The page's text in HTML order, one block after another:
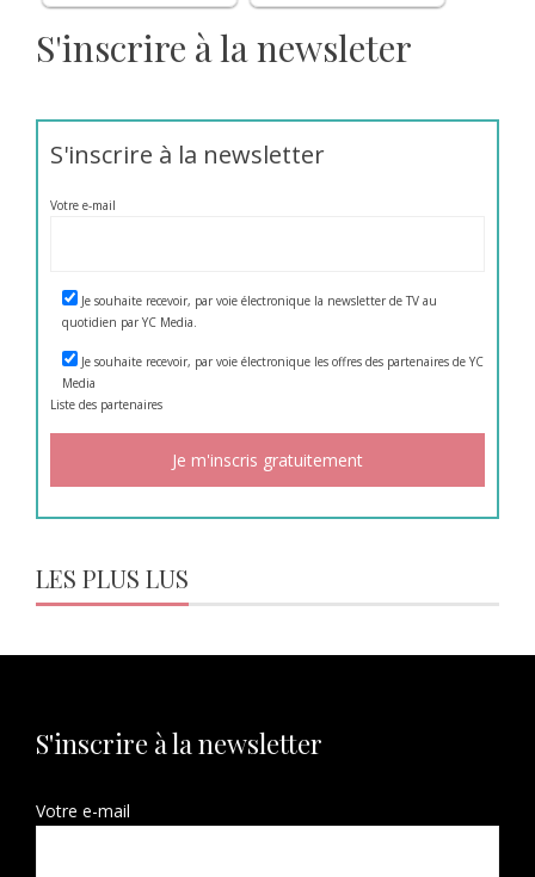
S'inscrire à la newsleter
S'inscrire à la newsletter
Votre e-mail
Je souhaite recevoir, par voie électronique la newsletter de TV au
quotidien par YC Media.
Je souhaite recevoir, par voie électronique les offres des partenaires de YC
Media
Liste des partenaires
LES PLUS LUS
S'inscrire à la newsletter
Votre e-mail